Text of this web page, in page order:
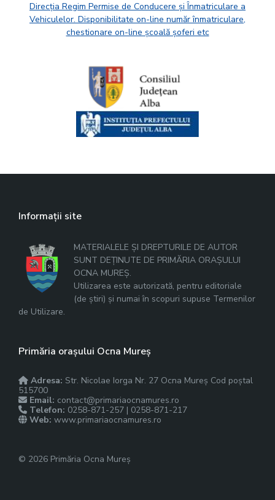
Direcția Regim Permise de Conducere și Înmatriculare a
Vehiculelor. Disponibilitate on-line număr înmatriculare,
chestionare on-line școală șoferi etc
Informații site
MATERIALELE ȘI DREPTURILE DE AUTOR
SUNT DEȚINUTE DE PRIMĂRIA ORAȘULUI
OCNA MUREȘ.
Utilizarea este autorizată, pentru editoriale
(de știri) și numai în scopuri supuse Termenilor
de Utilizare.
Primăria orașului Ocna Mureș
Adresa: Str. Nicolae Iorga Nr. 27 Ocna Mureș Cod poștal
515700
Email: contact@primariaocnamures.ro
Telefon: 0258-871-257 | 0258-871-217
Web: www.primariaocnamures.ro
© 2026 Primăria Ocna Mureș